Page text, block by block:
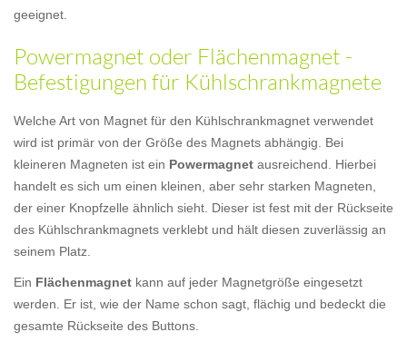
geeignet.
Powermagnet oder Flächenmagnet -
Befestigungen für Kühlschrankmagnete
Welche Art von Magnet für den Kühlschrankmagnet verwendet
wird ist primär von der Größe des Magnets abhängig. Bei
kleineren Magneten ist ein Powermagnet ausreichend. Hierbei
handelt es sich um einen kleinen, aber sehr starken Magneten,
der einer Knopfzelle ähnlich sieht. Dieser ist fest mit der Rückseite
des Kühlschrankmagnets verklebt und hält diesen zuverlässig an
seinem Platz.
Ein Flächenmagnet kann auf jeder Magnetgröße eingesetzt
werden. Er ist, wie der Name schon sagt, flächig und bedeckt die
gesamte Rückseite des Buttons.